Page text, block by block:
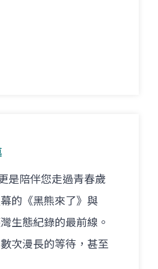
是陪伴您走過青春歲
的《黑熊來了》與
生態紀錄的最前線。
次漫長的等待，甚至